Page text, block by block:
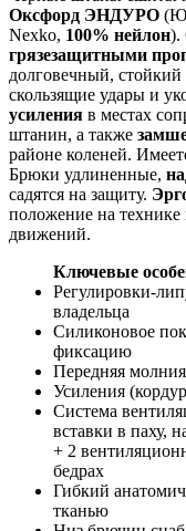
Оксфорд ЭНДУРО
Nexko, 100% нейлон).
грязезащитными
долговечный,
скользящие удары и
усиления в местах
штанин, а также
районе коленей.
Брюки удлиненные,
садятся на защиту.
положение на
движений.
Ключевые
Регулировки-
владельца
Силиконовое
фиксацию
Передняя
Усиления
Система
вставки в паху,
+ 2
бедрах
Гибкий
тканью